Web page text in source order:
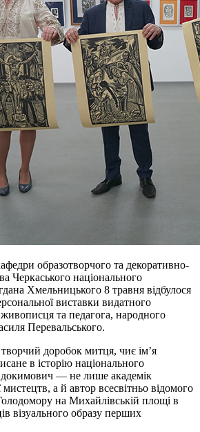
образотворчого та декоративно-
Черкаського національного
Хмельницького 8 травня відбулося
виставки видатного
живописця та педагога, народного
Перевальського.
доробок митця, чиє ім’я
в історію національного
— не лише академік
мистецтв, а й автор всесвітньо відомого
на Михайлівській площі в
візуального образу перших